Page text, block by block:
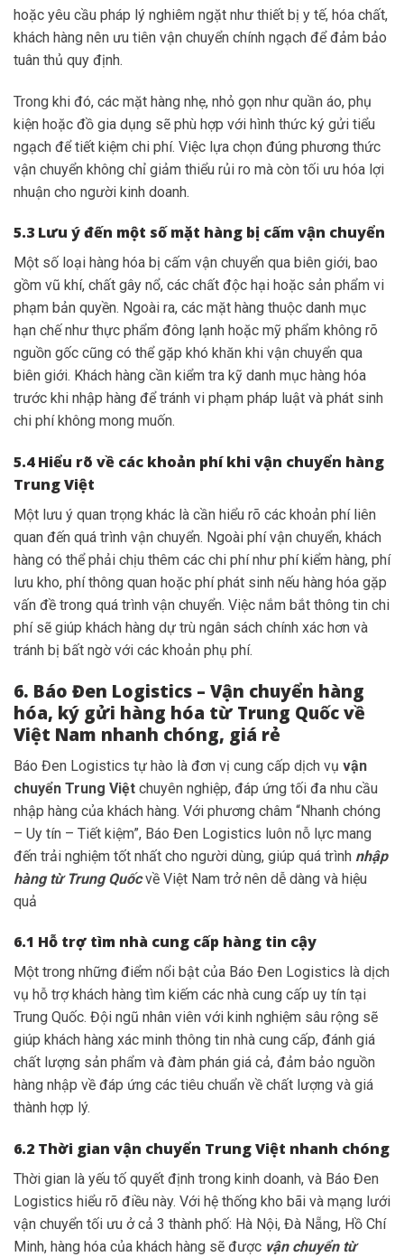
hoặc yêu cầu pháp lý nghiêm ngặt như thiết bị y tế, hóa chất,
khách hàng nên ưu tiên vận chuyển chính ngạch để đảm bảo
tuân thủ quy định.
Trong khi đó, các mặt hàng nhẹ, nhỏ gọn như quần áo, phụ
kiện hoặc đồ gia dụng sẽ phù hợp với hình thức ký gửi tiểu
ngạch để tiết kiệm chi phí. Việc lựa chọn đúng phương thức
vận chuyển không chỉ giảm thiểu rủi ro mà còn tối ưu hóa lợi
nhuận cho người kinh doanh.
5.3 Lưu ý đến một số mặt hàng bị cấm vận chuyển
Một số loại hàng hóa bị cấm vận chuyển qua biên giới, bao
gồm vũ khí, chất gây nổ, các chất độc hại hoặc sản phẩm vi
phạm bản quyền. Ngoài ra, các mặt hàng thuộc danh mục
hạn chế như thực phẩm đông lạnh hoặc mỹ phẩm không rõ
nguồn gốc cũng có thể gặp khó khăn khi vận chuyển qua
biên giới. Khách hàng cần kiểm tra kỹ danh mục hàng hóa
trước khi nhập hàng để tránh vi phạm pháp luật và phát sinh
chi phí không mong muốn.
5.4 Hiểu rõ về các khoản phí khi vận chuyển hàng
Trung Việt
Một lưu ý quan trọng khác là cần hiểu rõ các khoản phí liên
quan đến quá trình vận chuyển. Ngoài phí vận chuyển, khách
hàng có thể phải chịu thêm các chi phí như phí kiểm hàng, phí
lưu kho, phí thông quan hoặc phí phát sinh nếu hàng hóa gặp
vấn đề trong quá trình vận chuyển. Việc nắm bắt thông tin chi
phí sẽ giúp khách hàng dự trù ngân sách chính xác hơn và
tránh bị bất ngờ với các khoản phụ phí.
6. Báo Đen Logistics – Vận chuyển hàng
hóa, ký gửi hàng hóa từ Trung Quốc về
Việt Nam nhanh chóng, giá rẻ
Báo Đen Logistics tự hào là đơn vị cung cấp dịch vụ vận
chuyển Trung Việt chuyên nghiệp, đáp ứng tối đa nhu cầu
nhập hàng của khách hàng. Với phương châm “Nhanh chóng
– Uy tín – Tiết kiệm”, Báo Đen Logistics luôn nỗ lực mang
đến trải nghiệm tốt nhất cho người dùng, giúp quá trình nhập
hàng từ Trung Quốcvề Việt Nam trở nên dễ dàng và hiệu
quả
6.1 Hỗ trợ tìm nhà cung cấp hàng tin cậy
Một trong những điểm nổi bật của Báo Đen Logistics là dịch
vụ hỗ trợ khách hàng tìm kiếm các nhà cung cấp uy tín tại
Trung Quốc. Đội ngũ nhân viên với kinh nghiệm sâu rộng sẽ
giúp khách hàng xác minh thông tin nhà cung cấp, đánh giá
chất lượng sản phẩm và đàm phán giá cả, đảm bảo nguồn
hàng nhập về đáp ứng các tiêu chuẩn về chất lượng và giá
thành hợp lý.
6.2 Thời gian vận chuyển Trung Việt nhanh chóng
Thời gian là yếu tố quyết định trong kinh doanh, và Báo Đen
Logistics hiểu rõ điều này. Với hệ thống kho bãi và mạng lưới
vận chuyển tối ưu ở cả 3 thành phố: Hà Nội, Đà Nẵng, Hồ Chí
Minh, hàng hóa của khách hàng sẽ được vận chuyển từ